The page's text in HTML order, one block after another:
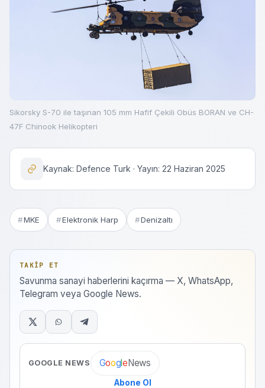
Sikorsky S-70 ile taşınan 105 mm Hafif Çekili Obüs BORAN ve CH-
47F Chinook Helikopteri
Kaynak: Defence Turk · Yayın: 22 Haziran 2025
MKE Elektronik Harp Denizaltı
TAKIP ET
Savunma sanayi haberlerini kaçırma — X, WhatsApp,
Telegram veya Google News.
GOOGLE NEWS GoogleNews
Abone Ol